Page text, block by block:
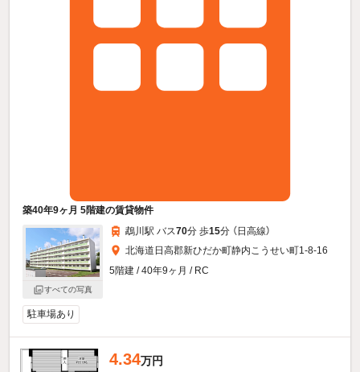
築40年9ヶ月 5階建の賃貸物件
すべての写真
鵡川駅 バス70分 歩15分 （日高線）
北海道日高郡新ひだか町静内こうせい町1-8-16
5階建 / 40年9ヶ月 / RC
駐車場あり
4.34万円